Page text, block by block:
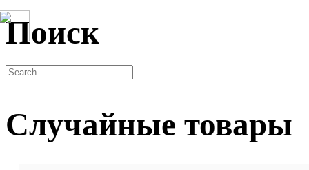
Поиск
Случайные товары